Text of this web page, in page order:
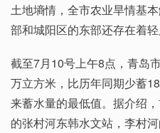
土地墒情，全市农业旱情基
部和城阳区的东部还存在着轻
截至7月10号上午8点，青岛
万立方米，比历年同期少蓄
来蓄水量的最低值。据介绍
的张村河东韩水文站，李村